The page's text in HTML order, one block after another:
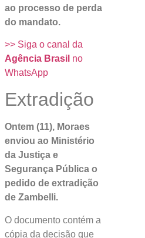
ao processo de perda
do mandato.
>> Siga o canal da
Agência Brasil no
WhatsApp
Extradição
Ontem (11), Moraes
enviou ao Ministério
da Justiça e
Segurança Pública o
pedido de extradição
de Zambelli.
O documento contém a
cópia da decisão que